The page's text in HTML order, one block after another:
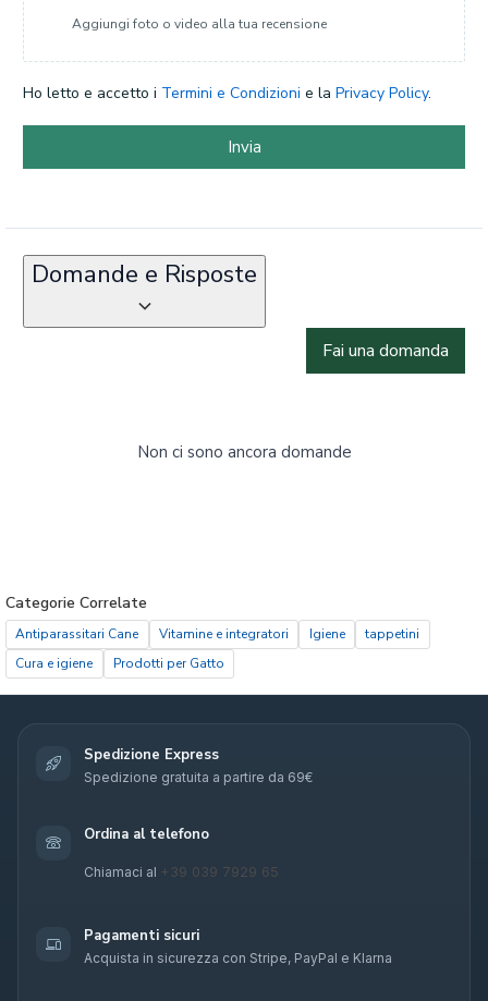
Aggiungi foto o video alla tua recensione
Ho letto e accetto i Termini e Condizioni e la Privacy Policy.
Invia
Domande e Risposte
Fai una domanda
Non ci sono ancora domande
Categorie Correlate
Antiparassitari Cane Vitamine e integratori Igiene
tappetini
Cura e igiene
Prodotti per Gatto
Spedizione Express
Spedizione gratuita a partire da 69€
Ordina al telefono
Chiamaci al +39 039 7929 65
Pagamenti sicuri
Acquista in sicurezza con Stripe, PayPal e Klarna